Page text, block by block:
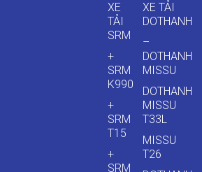
XE
TẢI
SRM
+
SRM
K990
+
SRM
T15
+
SRM
XE TẢI
DOTHANH
–
DOTHANH
MISSU
DOTHANH
MISSU
T33L
MISSU
T26